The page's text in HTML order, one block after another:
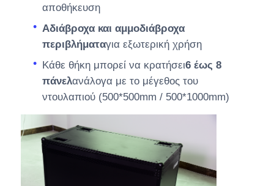
αποθήκευση
Αδιάβροχα και αμμοδιάβροχα
περιβλήματαγια εξωτερική χρήση
Κάθε θήκη μπορεί να κρατήσει6 έως 8
πάνελανάλογα με το μέγεθος του
ντουλαπιού (500*500mm / 500*1000mm)